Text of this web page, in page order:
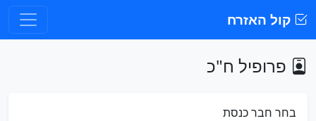
קול האזרח
פרופיל ח"כ
בחר חבר כנסת